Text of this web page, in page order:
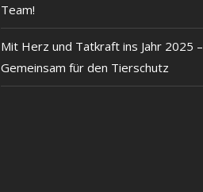
Team!
Mit Herz und Tatkraft ins Jahr 2025 –
Gemeinsam für den Tierschutz